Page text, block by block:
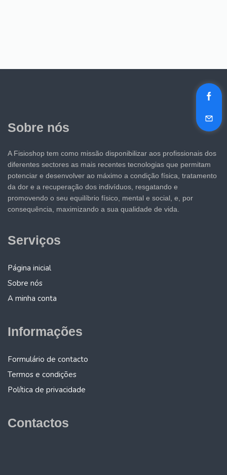
Sobre nós
A Fisioshop tem como missão disponibilizar aos profissionais dos
diferentes sectores as mais recentes tecnologias que permitam
potenciar e desenvolver ao máximo a condição física, tratamento
da dor e a recuperação dos indivíduos, resgatando e
promovendo o seu equilíbrio físico, mental e social, e, por
consequência, maximizando a sua qualidade de vida.
Serviços
Página inicial
Sobre nós
A minha conta
Informações
Formulário de contacto
Termos e condições
Política de privacidade
Contactos